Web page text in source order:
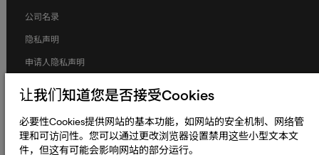
公司名录
隐私声明
申请人隐私声明
人权与劳工权益
让我们知道您是否接受Cookies
必要性Cookies提供网站的基本功能，如网站的安全机制、网络管
理和可访问性。您可以通过更改浏览器设置禁用这些小型文本文
件，但这有可能会影响网站的部分运行。